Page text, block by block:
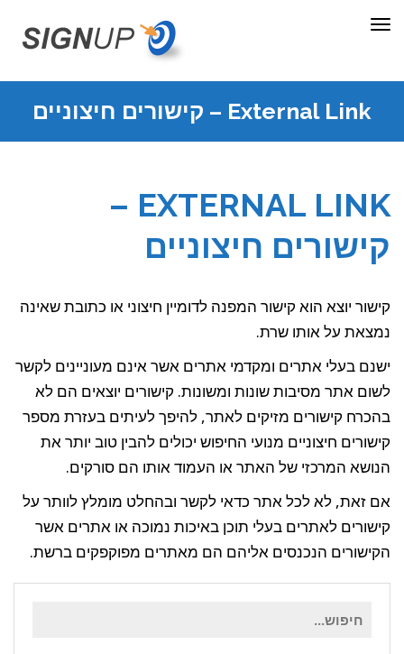
תפריט
External Link – קישורים חיצוניים
EXTERNAL LINK –
קישורים חיצוניים
קישור יוצא הוא קישור המפנה לדומיין חיצוני או כתובת שאינה
נמצאת על אותו שרת.
ישנם בעלי אתרים ומקדמי אתרים אשר אינם מעוניינים לקשר
לשום אתר מסיבות שונות ומשונות. קישורים יוצאים הם לא
בהכרח קישורים מזיקים לאתר, להיפך לעיתים בעזרת מספר
קישורים חיצוניים מנועי החיפוש יכולים להבין טוב יותר את
הנושא המרכזי של האתר או העמוד אותו הם סורקים.
אם זאת, לא לכל אתר כדאי לקשר ובהחלט מומלץ לוותר על
קישורים לאתרים בעלי תוכן באיכות נמוכה או אתרים אשר
הקישורים הנכנסים אליהם הם מאתרים מפוקפקים ברשת.